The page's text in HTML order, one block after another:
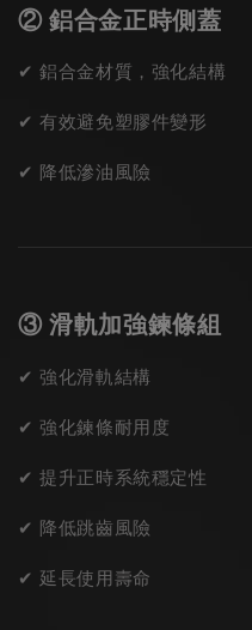
② 鋁合金正時側蓋
✔ 鋁合金材質，強化結構
✔ 有效避免塑膠件變形
✔ 降低滲油風險
③ 滑軌加強鍊條組
✔ 強化滑軌結構
✔ 強化鍊條耐用度
✔ 提升正時系統穩定性
✔ 降低跳齒風險
✔ 延長使用壽命